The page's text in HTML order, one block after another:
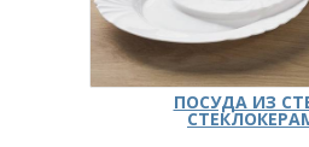
ПОСУДА ИЗ